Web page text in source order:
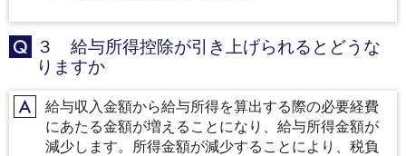
Q
３ 給与所得控除が引き上げられるとどうな
りますか
A給与収入金額から給与所得を算出する際の必要経費
にあたる金額が増えることになり、給与所得金額が
減少します。所得金額が減少することにより、税負